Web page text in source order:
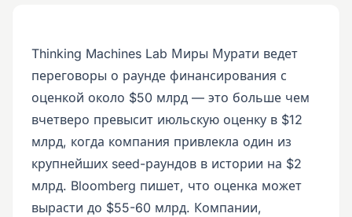
Thinking Machines Lab Миры Мурати ведет
переговоры о раунде финансирования с
оценкой около $50 млрд — это больше чем
вчетверо превысит июльскую оценку в $12
млрд, когда компания привлекла один из
крупнейших seed-раундов в истории на $2
млрд. Bloomberg пишет, что оценка может
вырасти до $55-60 млрд. Компании,